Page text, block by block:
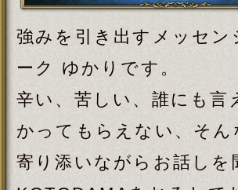
何事にも感謝の気持ちを持って、皆
さまが愛を感じていただけるように
導かせて頂きます。